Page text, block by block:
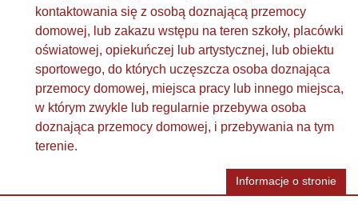
kontaktowania się z osobą doznającą przemocy
domowej, lub zakazu wstępu na teren szkoły, placówki
oświatowej, opiekuńczej lub artystycznej, lub obiektu
sportowego, do których uczęszcza osoba doznająca
przemocy domowej, miejsca pracy lub innego miejsca,
w którym zwykle lub regularnie przebywa osoba
doznająca przemocy domowej, i przebywania na tym
terenie.
Informacje o stronie